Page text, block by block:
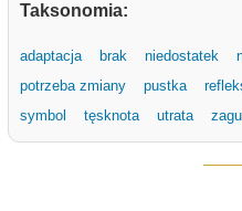
Taksonomia:
adaptacja brak niedostatek
potrzeba zmiany
pustka
symbol
tęsknota utrata